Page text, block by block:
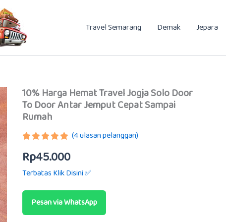
Travel Semarang Demak Jepara
10% Harga Hemat Travel Jogja Solo Door
To Door Antar Jemput Cepat Sampai
Rumah
5.00dari 5
berdasarkan
penilaian
(4ulasan pelanggan)
Rp45.000
Terbatas Klik Disini ✅
Pesan via WhatsApp